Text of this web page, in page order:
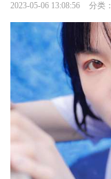
2023-05-06 13:08:56 分类：